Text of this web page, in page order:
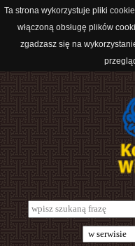
Ta strona wykorzystuje pliki
włączoną obsługę plików
zgadzasz się na